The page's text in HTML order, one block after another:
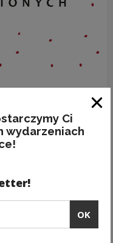
Ci
wydarzeniach
OK